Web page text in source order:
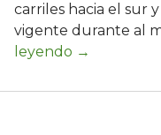
carriles hacia el sur
vigente durante al